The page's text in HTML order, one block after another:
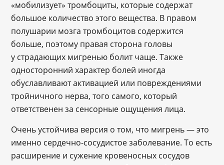
«мобилизует» тромбоциты, которые содержат
большое количество этого вещества. В правом
полушарии мозга тромбоцитов содержится
больше, поэтому правая сторона головы
у страдающих мигренью болит чаще. Также
односторонний характер болей иногда
обуславливают активацией или повреждениями
тройничного нерва, того самого, который
ответственен за сенсорные ощущения лица.
Очень устойчива версия о том, что мигрень — это
именно сердечно-сосудистое заболевание. То есть
расширение и сужение кровеносных сосудов